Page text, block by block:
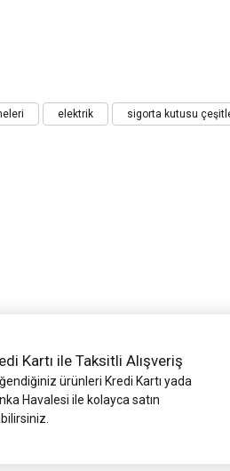
elektrik sigorta kutusu
Kartı ile Taksitli Alışveriş
ürünleri Kredi Kartı yada
Havalesi ile kolayca satın